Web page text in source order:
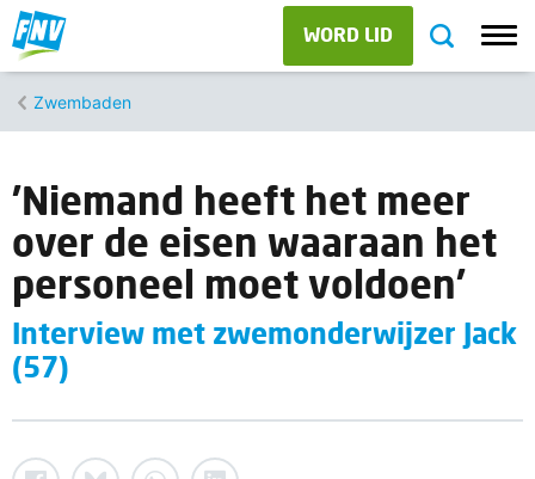
WORD LID
Zwembaden
'Niemand heeft het meer
over de eisen waaraan het
personeel moet voldoen'
Interview met zwemonderwijzer Jack
(57)